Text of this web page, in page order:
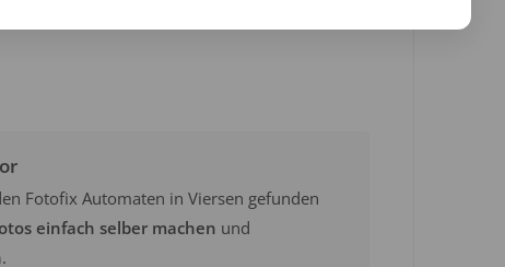
Fotofix Automaten in Viersen gefunden
einfach selber machen und
.